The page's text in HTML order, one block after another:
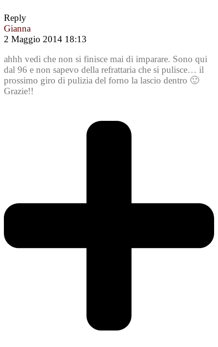
Reply
Gianna
2 Maggio 2014 18:13
ahhh vedi che non si finisce mai di imparare. Sono qui
dal 96 e non sapevo della refrattaria che si pulisce… il
prossimo giro di pulizia del forno la lascio dentro 🙂
Grazie!!